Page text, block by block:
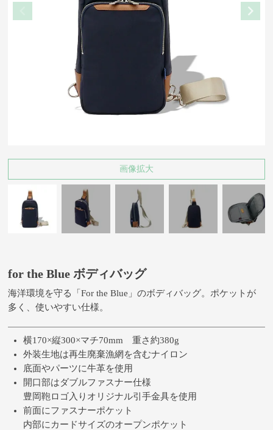
画像拡大
for the Blue ボディバッグ
海洋環境を守る「For the Blue」のボディバッグ。ポケットが
多く、使いやすい仕様。
横170×縦300×マチ70mm 重さ約380g
外装生地は再生廃棄漁網を含むナイロン
底面やパーツに牛革を使用
開口部はダブルファスナー仕様
豊岡鞄ロゴ入りオリジナル引手金具を使用
前面にファスナーポケット
内部にカードサイズのオープンポケット